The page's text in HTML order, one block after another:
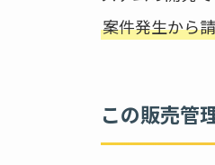
案件発生から
この販売管